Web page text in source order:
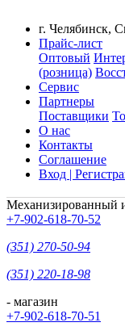
г. Челябинск,
Прайс-лист
Оптовый
(розница)
Сервис
Партнеры
Поставщики
О нас
Контакты
Соглашение
Вход |
Механизированный
+7-902-618-70-52
(351) 270-50-94
(351) 220-18-98
- магазин
+7-902-618-70-51